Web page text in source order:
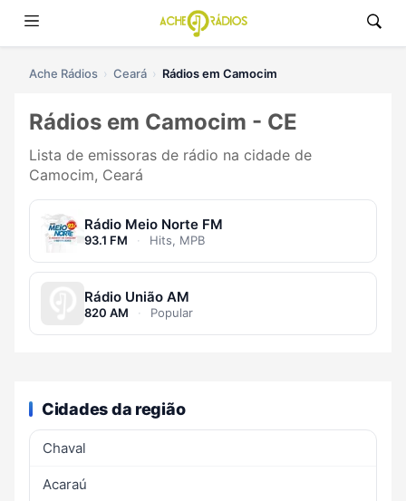
Ache Rádios Ceará Rádios em Camocim
Rádios em Camocim - CE
Lista de emissoras de rádio na cidade de
Camocim, Ceará
Rádio Meio Norte FM
93.1 FM · Hits, MPB
Rádio União AM
820 AM · Popular
Cidades da região
Chaval
Acaraú